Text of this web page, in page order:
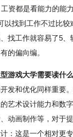
资都是看能力的能
以找到工作不过比较
找工作就容易了5
的偏向编。
游戏大学需要读什
和优化同样重要
艺术设计能力和数
动画制作等，对于
：这是一个相对更